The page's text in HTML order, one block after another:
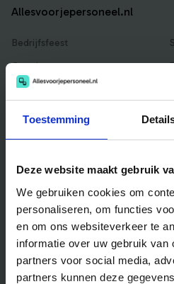
Toestemming
Deze website maakt gebruik
We gebruiken cookies om
personaliseren, om functies
en om ons websiteverkeer te
informatie over uw gebruik van
partners voor social media,
partners kunnen deze
Allesvoorjepersoneel.nl
Bedrijfsfeest
Catering
Entertainment
Facilitair
Locaties
Handig voor jou
Veelgestelde vragen
Bedrijfsuitjes